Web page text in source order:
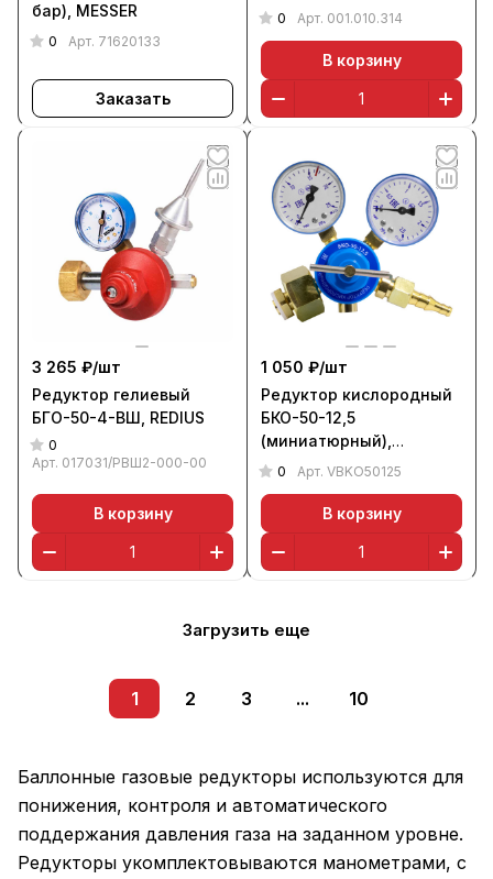
бар), MESSER
0 Арт. 71620133
Заказать
0 Арт. 001.010.314
В корзину
3 265 ₽/шт
Редуктор гелиевый
БГО-50-4-ВШ, REDIUS
0
Арт. 017031/РВШ2-000-00
В корзину
1 050 ₽/шт
Редуктор кислородный
БКО-50-12,5
(миниатюрный),
ВАРИАНТ
0 Арт. VBKO50125
В корзину
Загрузить еще
1 2 3 ... 10
Баллонные газовые редукторы используются для
понижения, контроля и автоматического
поддержания давления газа на заданном уровне.
Редукторы укомплектовываются манометрами, с